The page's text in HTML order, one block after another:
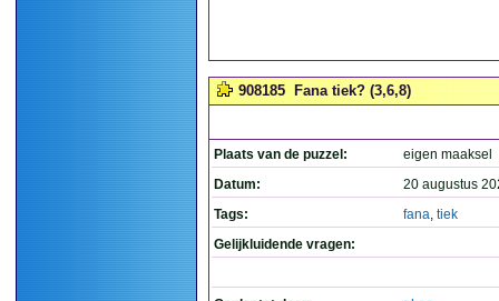
908185 Fana tiek? (3,6,8)
Plaats van de puzzel:
eigen maaksel
Datum:
20 augustus
Tags:
fana, tiek
Gelijkluidende vragen: